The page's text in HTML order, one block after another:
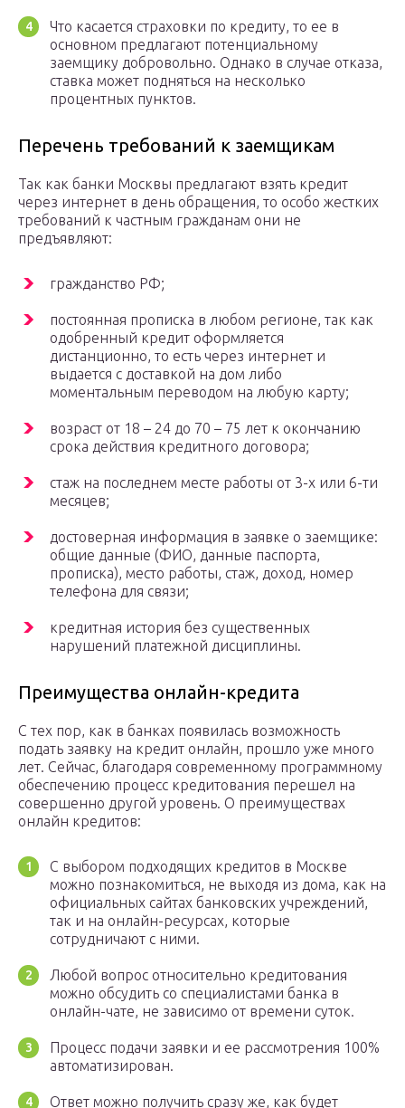
Что касается страховки по кредиту, то ее в
основном предлагают потенциальному
заемщику добровольно. Однако в случае отказа,
ставка может подняться на несколько
процентных пунктов.
Перечень требований к заемщикам
Так как банки Москвы предлагают взять кредит
через интернет в день обращения, то особо жестких
требований к частным гражданам они не
предъявляют:
гражданство РФ;
постоянная прописка в любом регионе, так как
одобренный кредит оформляется
дистанционно, то есть через интернет и
выдается с доставкой на дом либо
моментальным переводом на любую карту;
возраст от 18 – 24 до 70 – 75 лет к окончанию
срока действия кредитного договора;
стаж на последнем месте работы от 3-х или 6-ти
месяцев;
достоверная информация в заявке о заемщике:
общие данные (ФИО, данные паспорта,
прописка), место работы, стаж, доход, номер
телефона для связи;
кредитная история без существенных
нарушений платежной дисциплины.
Преимущества онлайн-кредита
С тех пор, как в банках появилась возможность
подать заявку на кредит онлайн, прошло уже много
лет. Сейчас, благодаря современному программному
обеспечению процесс кредитования перешел на
совершенно другой уровень. О преимуществах
онлайн кредитов:
С выбором подходящих кредитов в Москве
можно познакомиться, не выходя из дома, как на
официальных сайтах банковских учреждений,
так и на онлайн-ресурсах, которые
сотрудничают с ними.
Любой вопрос относительно кредитования
можно обсудить со специалистами банка в
онлайн-чате, не зависимо от времени суток.
Процесс подачи заявки и ее рассмотрения 100%
автоматизирован.
Ответ можно получить сразу же, как будет